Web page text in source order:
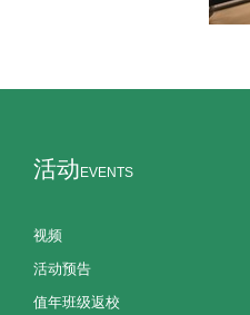
活动 EVENTS
视频
活动预告
值年班级返校